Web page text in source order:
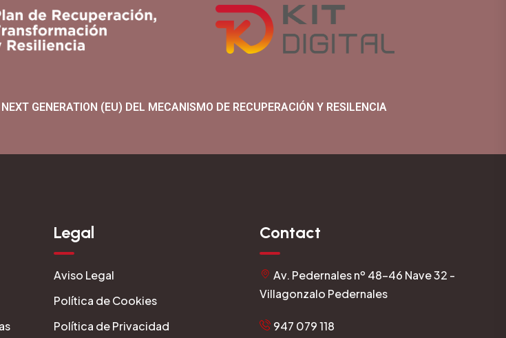
GENERATION (EU) DEL MECANISMO DE RECUPERACIÓN Y RESILENCIA
Legal
Aviso Legal
Política de Cookies
Política de Privacidad
Contact
Av. Pedernales nº 48-46 Nave 32 -
Villagonzalo Pedernales
947 079 118